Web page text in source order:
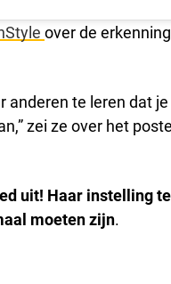
over de
anderen te leren dat
zei ze over het
uit! Haar instelling
moeten zijn.